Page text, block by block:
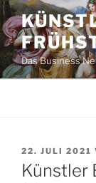
Zum
Inhalt
springen
Das Business
AM
22. JULI 2021
Künstler